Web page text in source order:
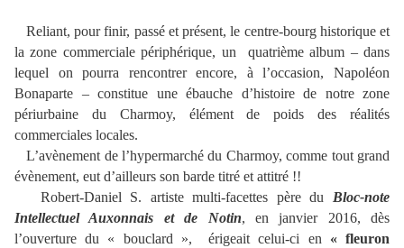
Reliant, pour finir, passé et présent, le centre-bourg historique et
la zone commerciale périphérique, un quatrième album – dans
lequel on pourra rencontrer encore, à l’occasion, Napoléon
Bonaparte – constitue une ébauche d’histoire de notre zone
périurbaine du Charmoy, élément de poids des réalités
commerciales locales.
L’avènement de l’hypermarché du Charmoy, comme tout grand
évènement, eut d’ailleurs son barde titré et attitré !!
Robert-Daniel S. artiste multi-facettes père du Bloc-note
Intellectuel Auxonnais et de Notin, en janvier 2016, dès
l’ouverture du « bouclard », érigeait celui-ci en « fleuron